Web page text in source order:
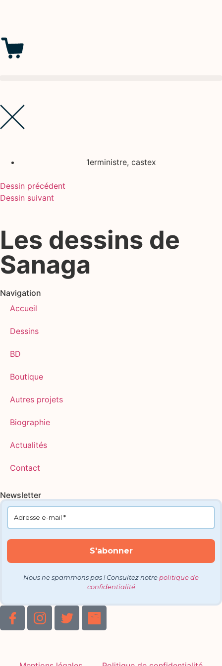
1erministre, castex
Dessin précédent
Dessin suivant
Les dessins de
Sanaga
Navigation
Accueil
Dessins
BD
Boutique
Autres projets
Biographie
Actualités
Contact
Newsletter
Nous ne spammons pas ! Consultez notre politique de
confidentialité